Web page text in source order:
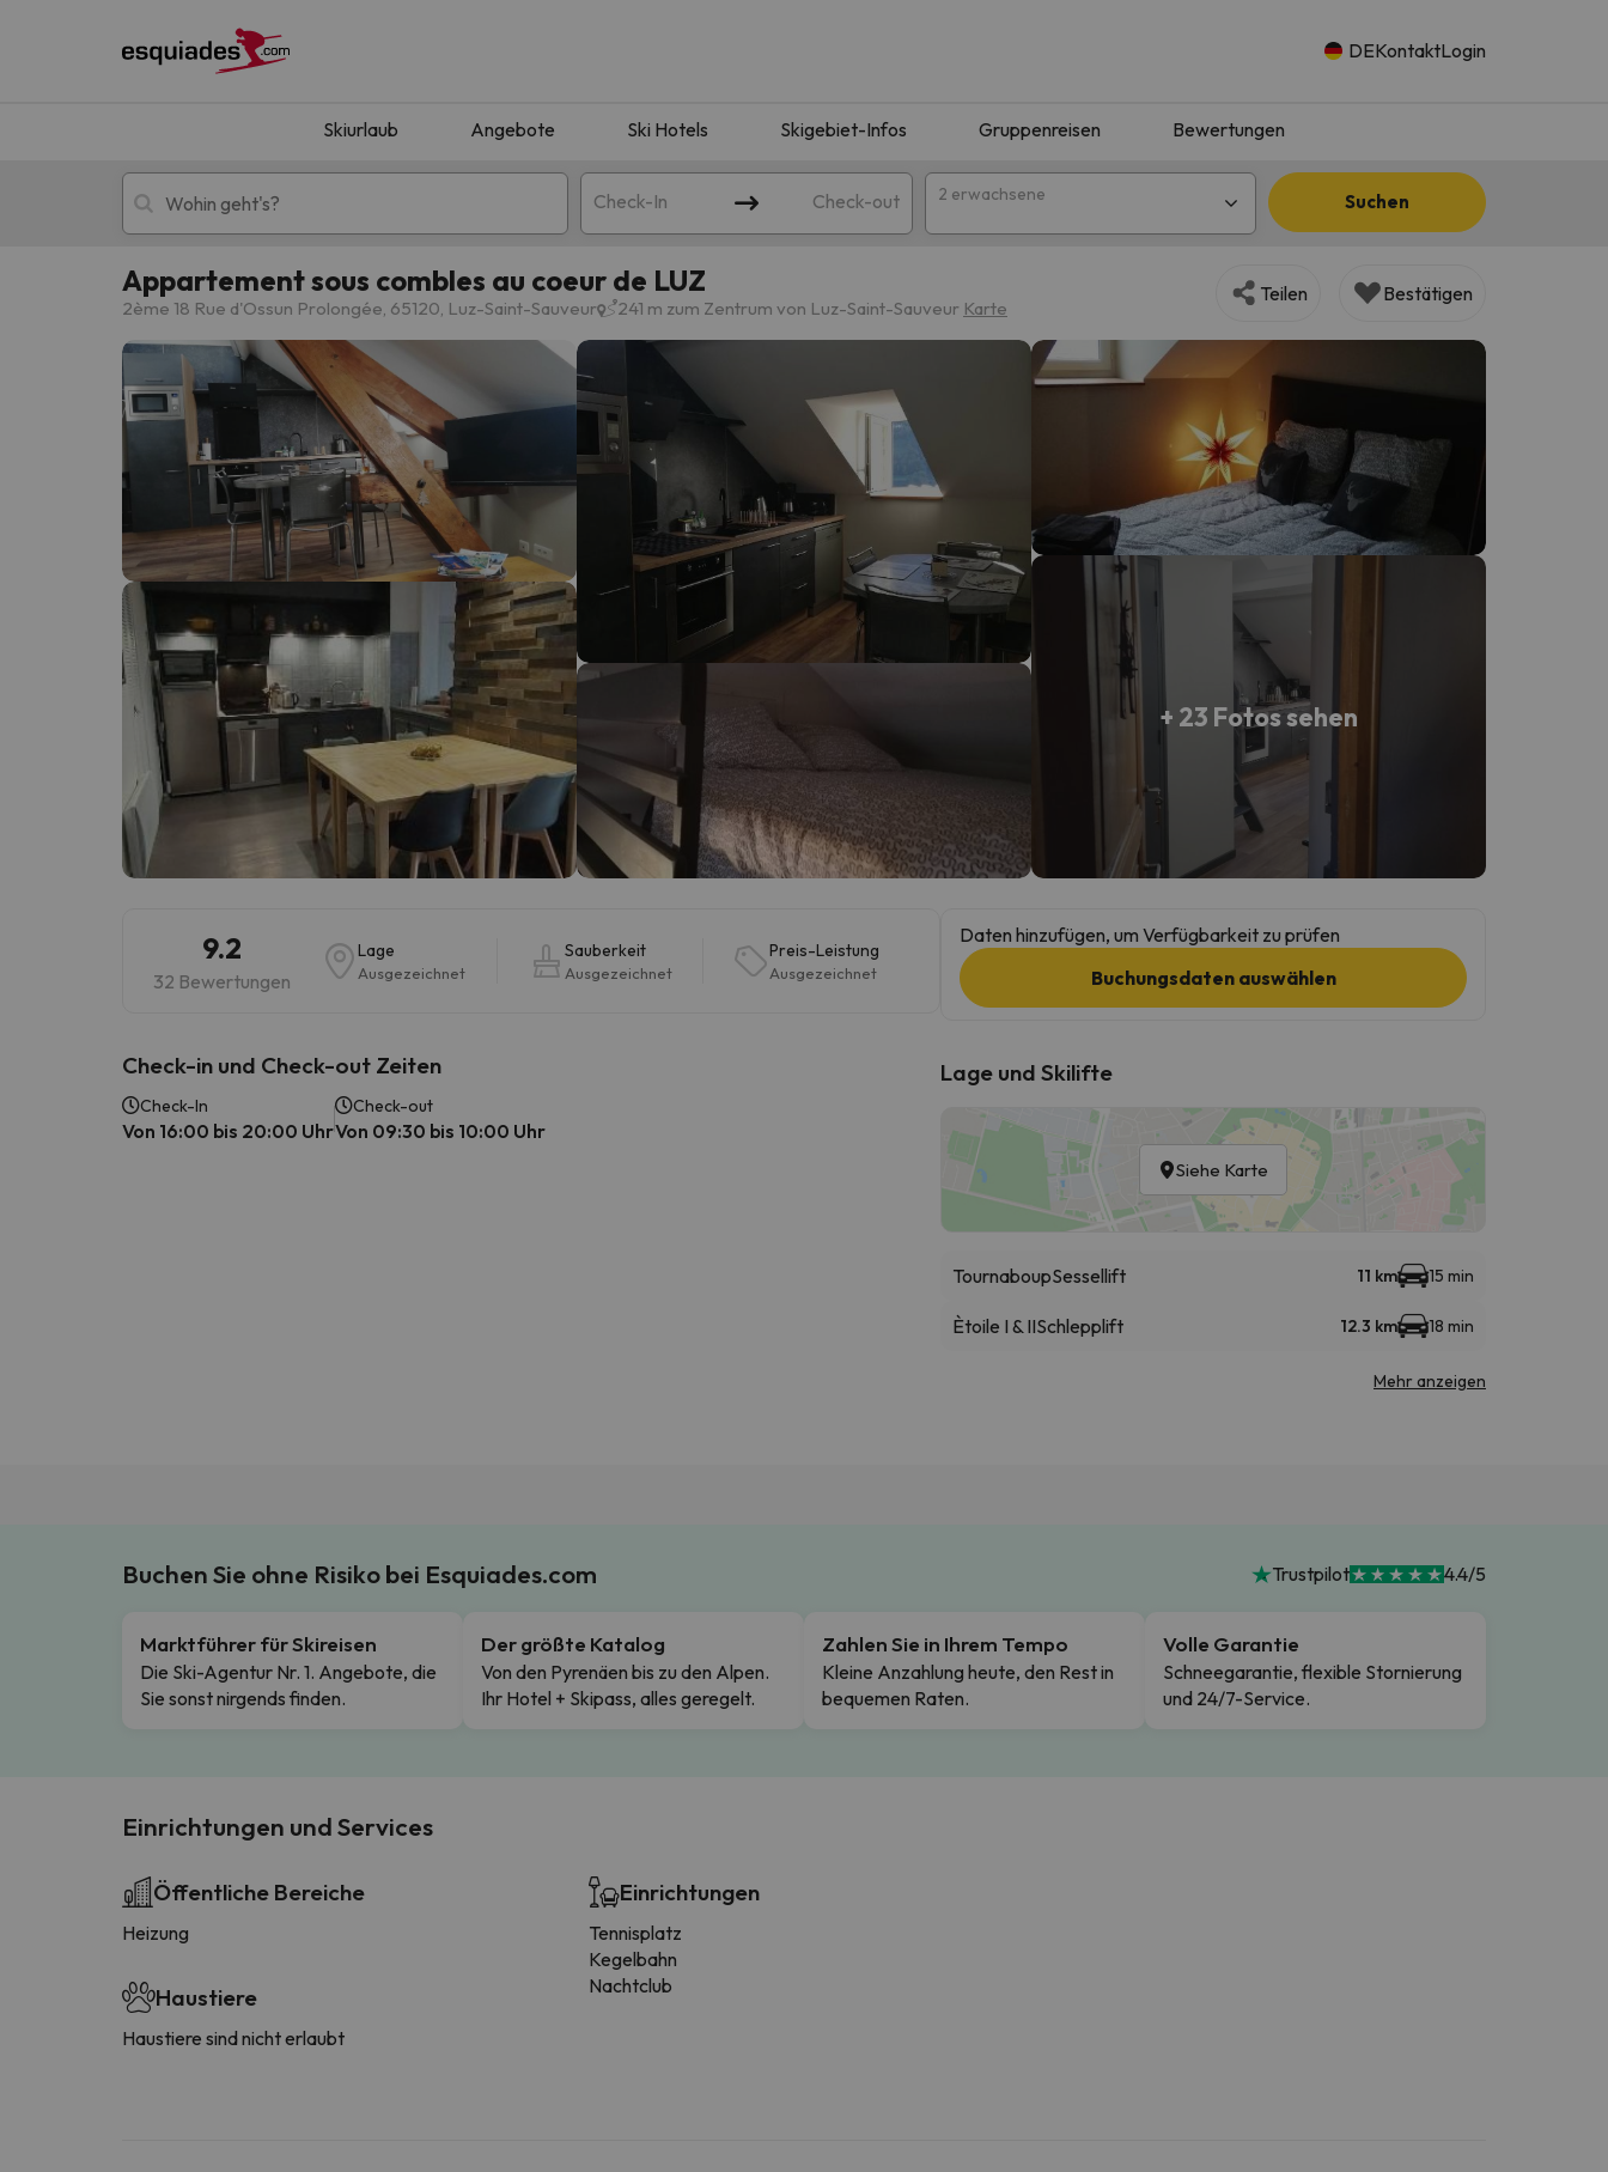
DEKontaktLogin
Skiurlaub Angebote Ski Hotels Skigebiet-Infos Gruppenreisen Bewertungen
Check-In Check-out 2 erwachsene Suchen
Skiurlaub Berghotels
Oops, wir haben keine Ergebnisse gefunden, die Ihrer Suche entsprechen. Versuchen Sie, das Ziel zu ändern.
Es sieht so aus, als hätte sich unser Sucher verirrt. Sobald er seinen Kompass gefunden hat, wird er zurück sein.
Appartement sous combles au coeur de LUZ
2ème 18 Rue d'Ossun Prolongée, 65120, Luz-Saint-Sauveur 241 m zum Zentrum von Luz-Saint-Sauveur Karte
Teilen Bestätigen
+ 23 Fotos sehen
9.2
32 Bewertungen
Lage
Ausgezeichnet
Sauberkeit
Ausgezeichnet
Preis-Leistung
Ausgezeichnet
Check-in und Check-out Zeiten
Check-In
Von 16:00 bis 20:00 Uhr
Check-out
Von 09:30 bis 10:00 Uhr
Daten hinzufügen, um Verfügbarkeit zu prüfen
Buchungsdaten auswählen
Lage und Skilifte
Siehe Karte
TournaboupSessellift 11 km 15 min
Ètoile I & IISchlepplift 12.3 km 18 min
Mehr anzeigen
Buchen Sie ohne Risiko bei Esquiades.com Trustpilot 4.4/5
Marktführer für Skireisen
Die Ski-Agentur Nr. 1. Angebote, die
Sie sonst nirgends finden.
Der größte Katalog
Von den Pyrenäen bis zu den Alpen.
Ihr Hotel + Skipass, alles geregelt.
Zahlen Sie in Ihrem Tempo
Kleine Anzahlung heute, den Rest in
bequemen Raten.
Volle Garantie
Schneegarantie, flexible Stornierung
und 24/7-Service.
Einrichtungen und Services
Öffentliche Bereiche
Heizung
Haustiere
Haustiere sind nicht erlaubt
Einrichtungen
Tennisplatz
Kegelbahn
Nachtclub